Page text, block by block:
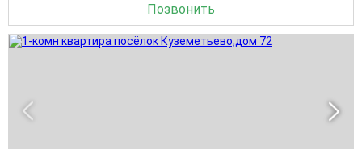
Позвонить